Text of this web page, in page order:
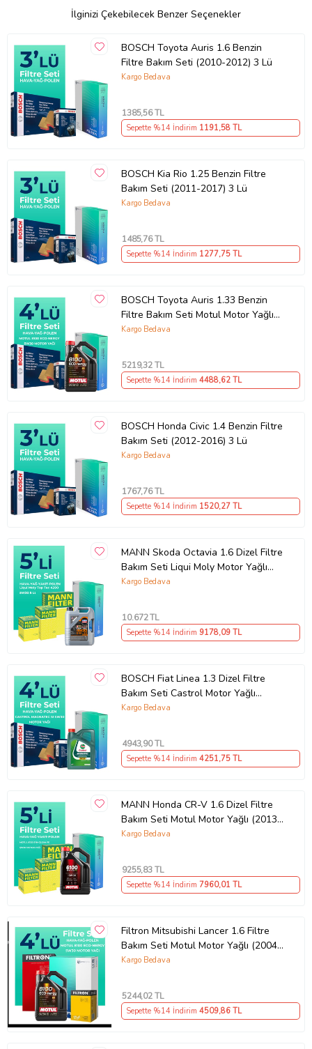
BOSCH Toyota Auris 1.33 Benzin Filtre Bakım Seti 2016
BOSCH Toyota Auris 1.33 Benzin Filtre Bakım Seti 2018
Ürün Kodu:kcm7258429
İlginizi Çekebilecek Benzer Seçenekler
BOSCH Toyota Auris 1.6 Benzin
Filtre Bakım Seti (2010-2012) 3 Lü
Kargo Bedava
1385,56 TL
Sepette %14 İndirim 1191,58 TL
BOSCH Kia Rio 1.25 Benzin Filtre
Bakım Seti (2011-2017) 3 Lü
Kargo Bedava
1485,76 TL
Sepette %14 İndirim 1277,75 TL
BOSCH Toyota Auris 1.33 Benzin
Filtre Bakım Seti Motul Motor Yağlı
(2013-2018) 4 Lü
Kargo Bedava
5219,32 TL
Sepette %14 İndirim 4488,62 TL
BOSCH Honda Civic 1.4 Benzin Filtre
Bakım Seti (2012-2016) 3 Lü
Kargo Bedava
1767,76 TL
Sepette %14 İndirim 1520,27 TL
MANN Skoda Octavia 1.6 Dizel Filtre
Bakım Seti Liqui Moly Motor Yağlı
(2013-2019) 5 Li
Kargo Bedava
10.672TL
Sepette %14 İndirim 9178,09 TL
BOSCH Fiat Linea 1.3 Dizel Filtre
Bakım Seti Castrol Motor Yağlı
EURO 4 (2007-2017) 4 Lü
Kargo Bedava
4943,90 TL
Sepette %14 İndirim 4251,75 TL
MANN Honda CR-V 1.6 Dizel Filtre
Bakım Seti Motul Motor Yağlı (2013-
2018) 5 Li
Kargo Bedava
9255,83 TL
Sepette %14 İndirim 7960,01 TL
Filtron Mitsubishi Lancer 1.6 Filtre
Bakım Seti Motul Motor Yağlı (2004-
2008) 4 Lü
Kargo Bedava
5244,02 TL
Sepette %14 İndirim 4509,86 TL